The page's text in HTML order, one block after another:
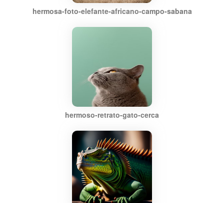
hermosa-foto-elefante-africano-campo-sabana
hermoso-retrato-gato-cerca